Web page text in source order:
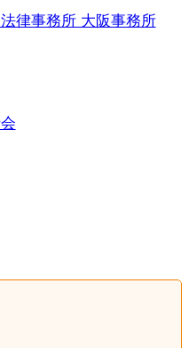
律事務所 大阪事務所